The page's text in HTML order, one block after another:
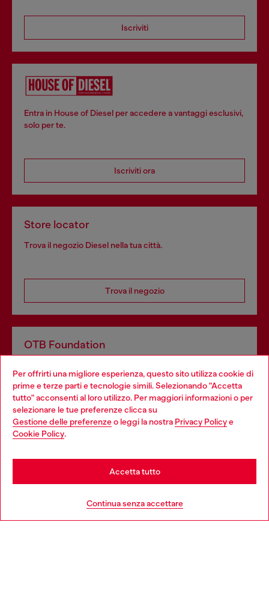
Per offrirti una migliore esperienza, questo sito utilizza cookie di
prime e terze parti e tecnologie simili. Selezionando "Accetta
tutto" acconsenti al loro utilizzo. Per maggiori informazioni o per
selezionare le tue preferenze clicca su
Gestione delle preferenzeo leggi la nostra Privacy Policye
Cookie Policy.
Continua senza accettare
Accetta tutto
Iscriviti
Entra in House of Diesel per accedere a vantaggi esclusivi,
solo per te.
Iscriviti ora
Store locator
Trova il negozio Diesel nella tua città.
Trova il negozio
OTB Foundation
profit del gruppo OTB che sostiene progetti concreti per
giovani, donne, inclusione ed emergenze in tutto il mondo.
Choose your location
You are currently browsing Italia website, but it seems you may
be based in United States